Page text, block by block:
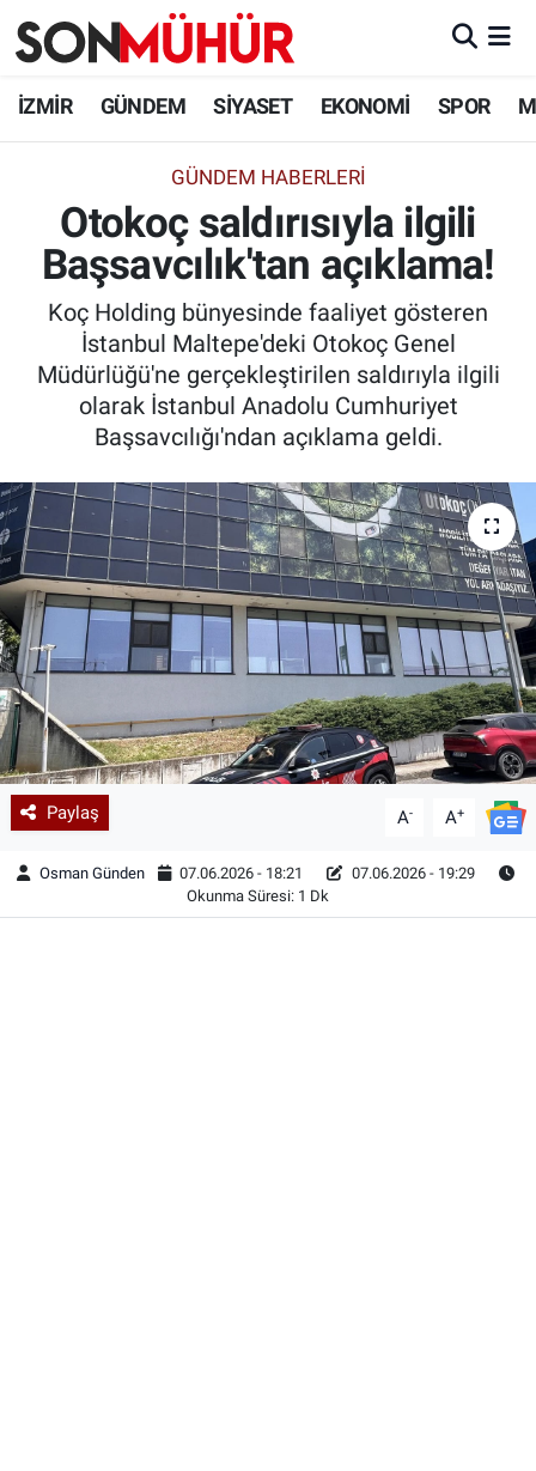
İZMİR GÜNDEM SİYASET EKONOMİ SPOR
GÜNDEM HABERLERI
Otokoç saldırısıyla ilgili
Başsavcılık'tan açıklama!
Koç Holding bünyesinde faaliyet gösteren
İstanbul Maltepe'deki Otokoç Genel
Müdürlüğü'ne gerçekleştirilen saldırıyla ilgili
olarak İstanbul Anadolu Cumhuriyet
Başsavcılığı'ndan açıklama geldi.
Paylaş A- A+
Osman Günden 07.06.2026 - 18:21
07.06.2026 - 19:29
Okunma Süresi: 1 Dk
İzmir Nöbetçi Eczaneler
İzmir Namaz Vakitleri
İzmir Trafik Yoğunluk Haritası
Süper Lig Puan Durumu ve Fikstür
Tüm Manşetler
Son Dakika Haberleri
Haber Arşivi